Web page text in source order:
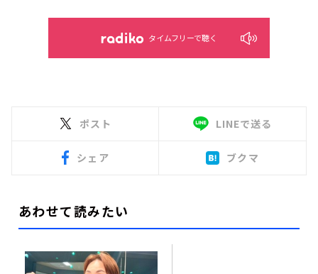
タイムフリーで聴く
ポスト LINEで送る
シェア ブクマ
あわせて読みたい